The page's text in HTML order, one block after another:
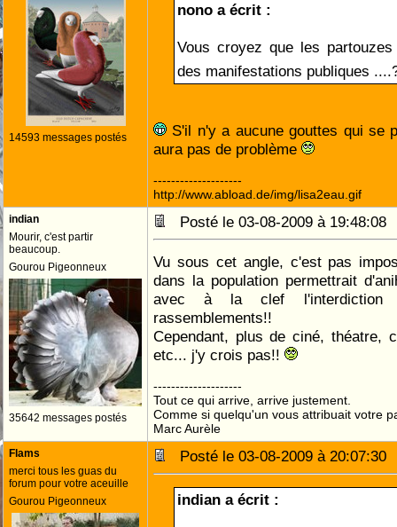
14593 messages postés
nono a écrit :
Vous croyez que les
des manifestations publiques
S'il n'y a aucune gouttes qui se
aura pas de problème
--------------------
http://www.abload.de/img/lisa2eau.gif
indian
Mourir, c'est partir
beaucoup.
Gourou Pigeonneux
35642 messages postés
Posté le 03-08-2009 à
Vu sous cet angle, c'est pas
dans la population permettrait
avec à la clef l'interdiction
rassemblements!!
Cependant, plus de ciné, théatre,
etc... j'y crois pas!!
--------------------
Tout ce qui arrive, arrive justement.
Comme si quelqu'un vous attribuait votre
Marc Aurèle
Flams
merci tous les guas du
forum pour votre aceuille
Gourou Pigeonneux
Posté le 03-08-2009 à
indian a écrit :